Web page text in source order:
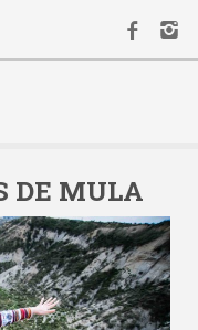
DE MULA